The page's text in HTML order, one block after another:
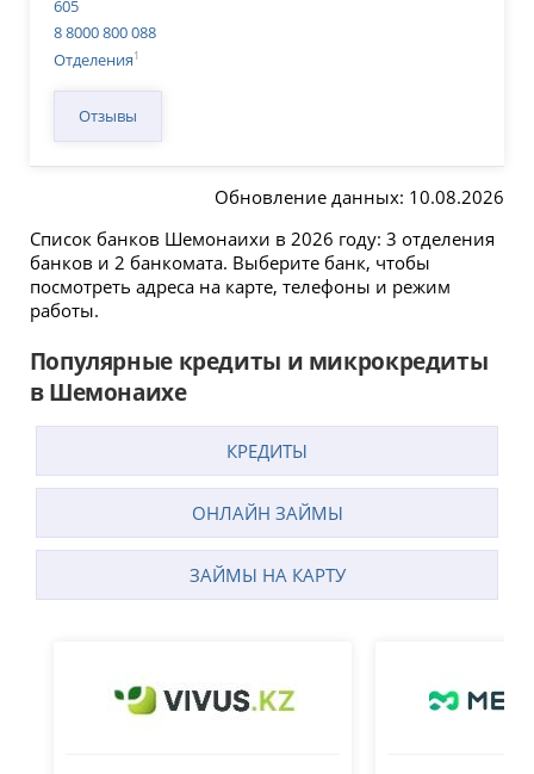
605
8 8000 800 088
Отделения1
Отзывы
Обновление данных: 10.08.2026
Список банков Шемонаихи в 2026 году: 3 отделения
банков и 2 банкомата. Выберите банк, чтобы
посмотреть адреса на карте, телефоны и режим
работы.
Популярные кредиты и микрокредиты
в Шемонаихе
КРЕДИТЫ
ОНЛАЙН ЗАЙМЫ
ЗАЙМЫ НА КАРТУ